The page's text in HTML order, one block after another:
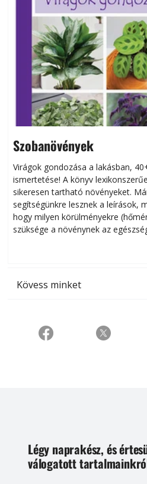
Szobanövények
Virágok gondozása a lakásban,
ismertetése! A könyv
sikeresen tart­ha­tó növényeket.
segítségünkre lesznek a leírások,
hogy milyen körülményekre
szüksége a növénynek az
Kövess minket
Légy naprakész, és
válogatott